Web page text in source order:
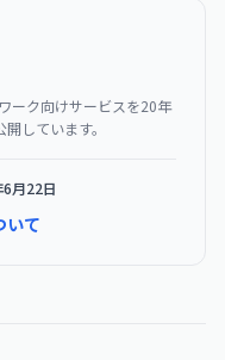
ーク向けサービスを20年
しています。
月22日
いて